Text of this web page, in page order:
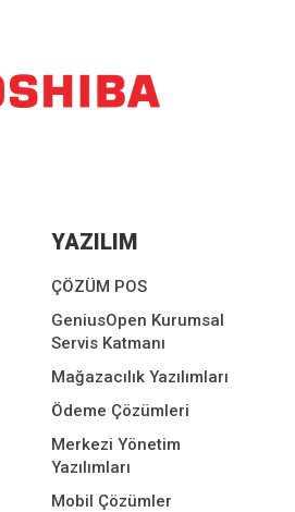
YAZILIM
ÇÖZÜM POS
GeniusOpen Kurumsal
Servis Katmanı
Mağazacılık Yazılımları
Ödeme Çözümleri
Merkezi Yönetim
Yazılımları
Mobil Çözümler